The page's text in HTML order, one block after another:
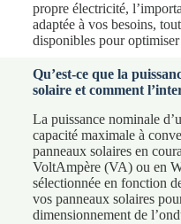
propre électricité,
adaptée à vos besoins,
disponibles pour
Qu’est-ce que la
solaire et comment
La puissance nominale
capacité maximale à
panneaux solaires en
VoltAmpère (VA) ou en
sélectionnée en fonction
vos panneaux solaires
dimensionnement de